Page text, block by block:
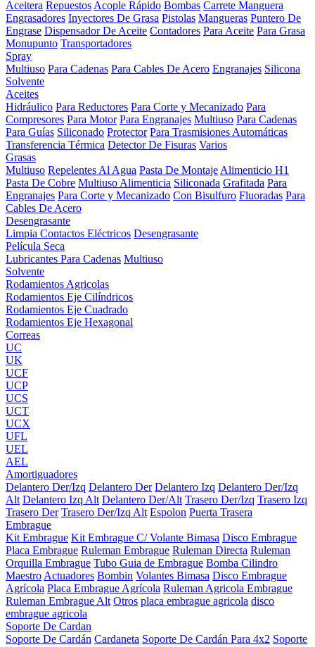
Aceitera Repuestos Acople Rápido Bombas Carrete Manguera
Engrasadores Inyectores De Grasa Pistolas Mangueras Puntero De
Engrase Dispensador De Aceite Contadores Para Aceite Para Grasa
Monupunto Transportadores
Spray
Multiuso Para Cadenas Para Cables De Acero Engranajes Silicona
Solvente
Aceites
Hidráulico Para Reductores Para Corte y Mecanizado Para
Compresores Para Motor Para Engranajes Multiuso Para Cadenas
Para Guías Siliconado Protector Para Trasmisiones Automáticas
Transferencia Térmica Detector De Fisuras Varios
Grasas
Multiuso Repelentes Al Agua Pasta De Montaje Alimenticio H1
Pasta De Cobre Multiuso Alimenticia Siliconada Grafitada Para
Engranajes Para Corte y Mecanizado Con Bisulfuro Fluoradas Para
Cables De Acero
Desengrasante
Limpia Contactos Eléctricos Desengrasante
Película Seca
Lubricantes Para Cadenas Multiuso
Solvente
Rodamientos Agricolas
Rodamientos Eje Cilíndricos
Rodamientos Eje Cuadrado
Rodamientos Eje Hexagonal
Correas
UC
UK
UCF
UCP
UCS
UCT
UCX
UFL
UEL
AEL
Amortiguadores
Delantero Der/Izq Delantero Der Delantero Izq Delantero Der/Izq
Alt Delantero Izq Alt Delantero Der/Alt Trasero Der/Izq Trasero Izq
Trasero Der Trasero Der/Izq Alt Espolon Puerta Trasera
Embrague
Kit Embrague Kit Embrague C/ Volante Bimasa Disco Embrague
Placa Embrague Ruleman Embrague Ruleman Directa Ruleman
Orquilla Embrague Tubo Guia de Embrague Bomba Cilindro
Maestro Actuadores Bombin Volantes Bimasa Disco Embrague
Agrícola Placa Embrague Agrícola Ruleman Agricola Embrague
Ruleman Embrague Alt Otros placa embrague agricola disco
embrague agricola
Soporte De Cardan
Soporte De Cardán Cardaneta Soporte De Cardán Para 4x2 Soporte